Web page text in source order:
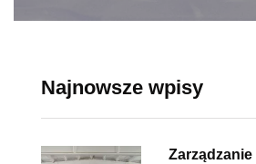
Najnowsze wpisy